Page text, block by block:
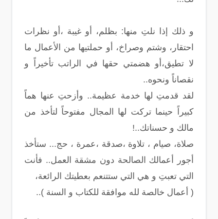
و ذلك إذا نلتِ منها: بظلم، أو غيبة ،أو نظرات
احتقار، وشتم وصراخ، أو حملتيها من الأعمال ما
لا تطيق،أو هضمتي حقها في الراتب تأخيراً و
نقصاناً ونحوه..
لقد قدمتِ لها خدمة عظيمة.. وأزحتِ عنها هماً
كبيراً حينما تركت لها المجال مفتوحاً لتأخذ من
مالك و حسناتك..!
صلاة، صيام ، تلاوة ،صدقة ،عمرة ، حج... ستأخذ
أجور أعمالك الصالحة دون مشقة العمل.. فأنت
التي تعبتِ و هي التي ستتنعم بعطيتك الرائعة،
( أعمال خالصة لله موافقة للكتاب و السنة )..